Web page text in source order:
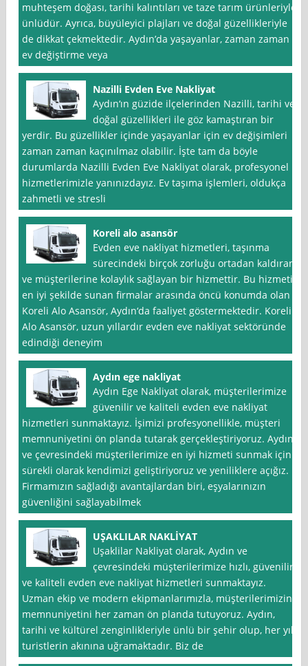
muhteşem doğası, tarihi kalıntıları ve taze tarım ürünleriyle
ünlüdür. Ayrıca, büyüleyici plajları ve doğal güzellikleriyle
de dikkat çekmektedir. Aydın’da yaşayanlar, zaman zaman
ev değiştirme veya
Nazilli Evden Eve Nakliyat
Aydın‘ın güzide ilçelerinden Nazilli, tarihi ve
doğal güzellikleri ile göz kamaştıran bir
yerdir. Bu güzellikler içinde yaşayanlar için ev değişimleri
zaman zaman kaçınılmaz olabilir. İşte tam da böyle
durumlarda Nazilli Evden Eve Nakliyat olarak, profesyonel
hizmetlerimizle yanınızdayız. Ev taşıma işlemleri, oldukça
zahmetli ve stresli
Koreli alo asansör
Evden eve nakliyat hizmetleri, taşınma
sürecindeki birçok zorluğu ortadan kaldıran
ve müşterilerine kolaylık sağlayan bir hizmettir. Bu hizmeti
en iyi şekilde sunan firmalar arasında öncü konumda olan
Koreli Alo Asansör, Aydın‘da faaliyet göstermektedir. Koreli
Alo Asansör, uzun yıllardır evden eve nakliyat sektöründe
edindiği deneyim
Aydın ege nakliyat
Aydın Ege Nakliyat olarak, müşterilerimize
güvenilir ve kaliteli evden eve nakliyat
hizmetleri sunmaktayız. İşimizi profesyonellikle, müşteri
memnuniyetini ön planda tutarak gerçekleştiriyoruz. Aydın
ve çevresindeki müşterilerimize en iyi hizmeti sunmak için
sürekli olarak kendimizi geliştiriyoruz ve yeniliklere açığız.
Firmamızın sağladığı avantajlardan biri, eşyalarınızın
güvenliğini sağlayabilmek
UŞAKLILAR NAKLİYAT
Uşaklilar Nakliyat olarak, Aydın ve
çevresindeki müşterilerimize hızlı, güvenilir
ve kaliteli evden eve nakliyat hizmetleri sunmaktayız.
Uzman ekip ve modern ekipmanlarımızla, müşterilerimizin
memnuniyetini her zaman ön planda tutuyoruz. Aydın,
tarihi ve kültürel zenginlikleriyle ünlü bir şehir olup, her yıl
turistlerin akınına uğramaktadır. Biz de